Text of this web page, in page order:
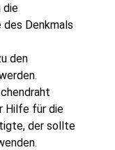
die
des Denkmals
den
Hilfe für die
der sollte